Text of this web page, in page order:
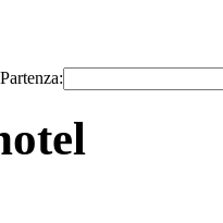
Partenza: